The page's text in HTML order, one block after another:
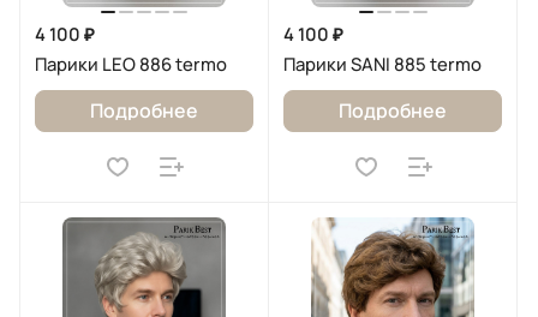
4 100 ₽
Парики LEO 886 termo
Подробнее
4 100 ₽
Парики SANI 885 termo
Подробнее